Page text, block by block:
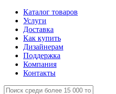
Каталог товаров
Услуги
Доставка
Как купить
Дизайнерам
Поддержка
Компания
Контакты